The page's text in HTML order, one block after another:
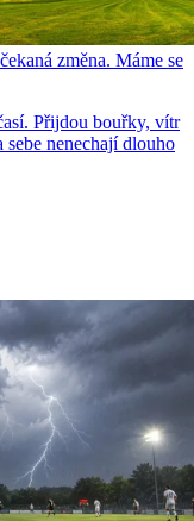
změna. Máme se
Přijdou bouřky, vítr
nenechají dlouho